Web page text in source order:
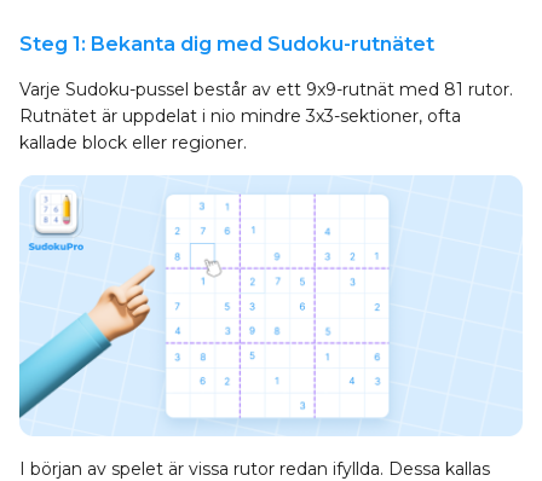
Steg 1: Bekanta dig med Sudoku-rutnätet
Varje Sudoku-pussel består av ett 9x9-rutnät med 81 rutor.
Rutnätet är uppdelat i nio mindre 3x3-sektioner, ofta
kallade block eller regioner.
I början av spelet är vissa rutor redan ifyllda. Dessa kallas